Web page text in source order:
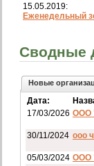
15.05.2019:
Еженедельный
Сводные
Новые
Дата:
17/03/2026 ООО
30/11/2024 ооо
05/03/2024 ООО